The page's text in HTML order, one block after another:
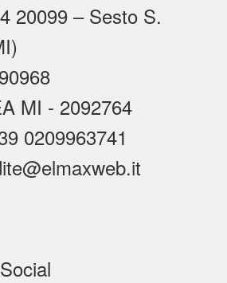
20099 – Sesto S.
MI - 2092764
0209963741